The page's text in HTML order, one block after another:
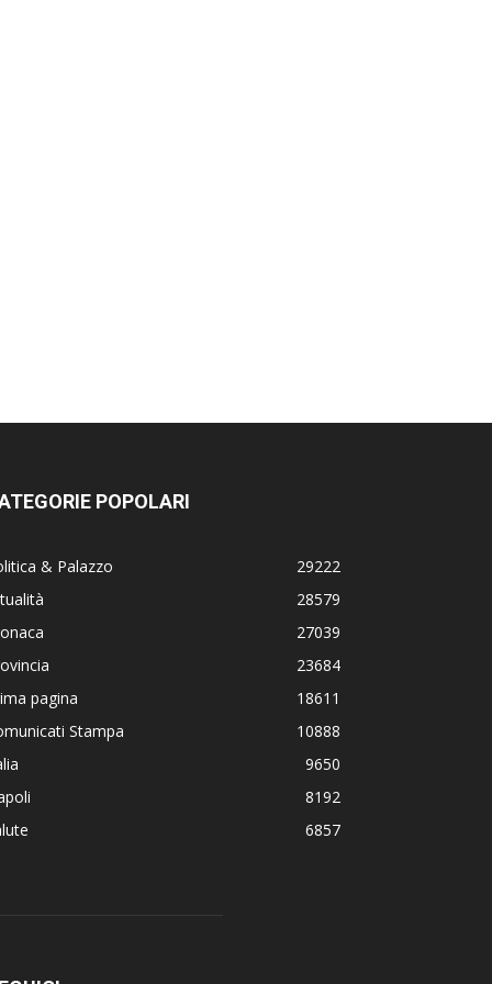
POPOLARI
& Palazzo
29222
28579
27039
23684
pagina
18611
Stampa
10888
9650
8192
6857